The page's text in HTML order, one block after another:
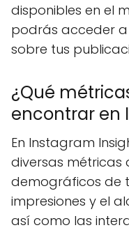
disponibles en el
podrás acceder
sobre tus
¿Qué
encontrar en
En Instagram
diversas métricas
demográficos de
impresiones y el
así como las